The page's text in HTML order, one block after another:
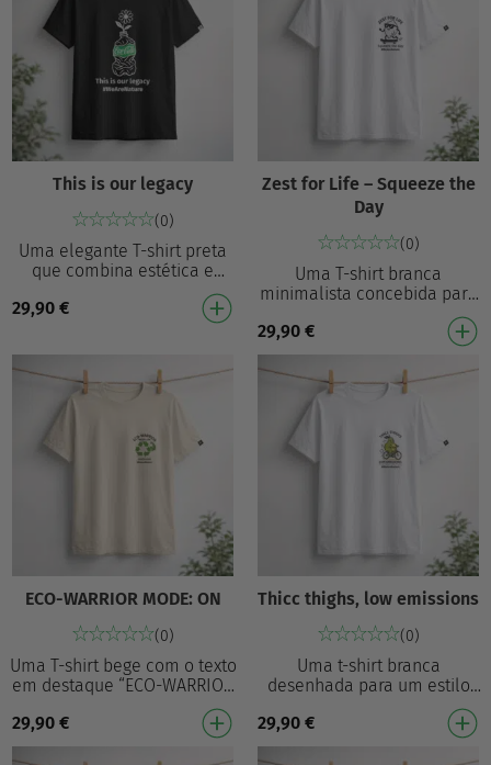
This is our legacy
(0)
Uma elegante T-shirt preta
que combina estética e
marcante ilustração branca
29,90€
Zest for Life – Squeeze the
Day
(0)
Uma T-shirt branca
minimalista concebida para
um estilo diário sem esforço.
Com a frase “Zest for Life –
29,90€
ECO-WARRIOR MODE: ON
(0)
Uma T-shirt bege com o texto
em destaque “ECO-WARRIOR
MODE: ON” e “GREEN GAINS”,
acompanhada por uma
29,90€
Thicc thighs, low emissions
(0)
Uma t-shirt branca
desenhada para um estilo
diário sem esforço. Com a
frase “Thicc thighs, low
emissions” e um gráfico …
29,90€